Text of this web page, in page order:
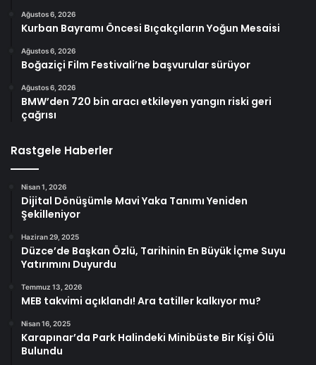
Ağustos 6, 2026
Kurban Bayramı Öncesi Bıçakçıların Yoğun Mesaisi
Ağustos 6, 2026
Boğaziçi Film Festivali’ne başvurular sürüyor
Ağustos 6, 2026
BMW’den 720 bin aracı etkileyen yangın riski geri
çağrısı
Rastgele Haberler
Nisan 1, 2026
Dijital Dönüşümle Mavi Yaka Tanımı Yeniden
Şekilleniyor
Haziran 29, 2025
Düzce’de Başkan Özlü, Tarihinin En Büyük İçme Suyu
Yatırımını Duyurdu
Temmuz 13, 2026
MEB takvimi açıklandı! Ara tatiller kalkıyor mu?
Nisan 16, 2025
Karapınar’da Park Halindeki Minibüste Bir Kişi Ölü
Bulundu